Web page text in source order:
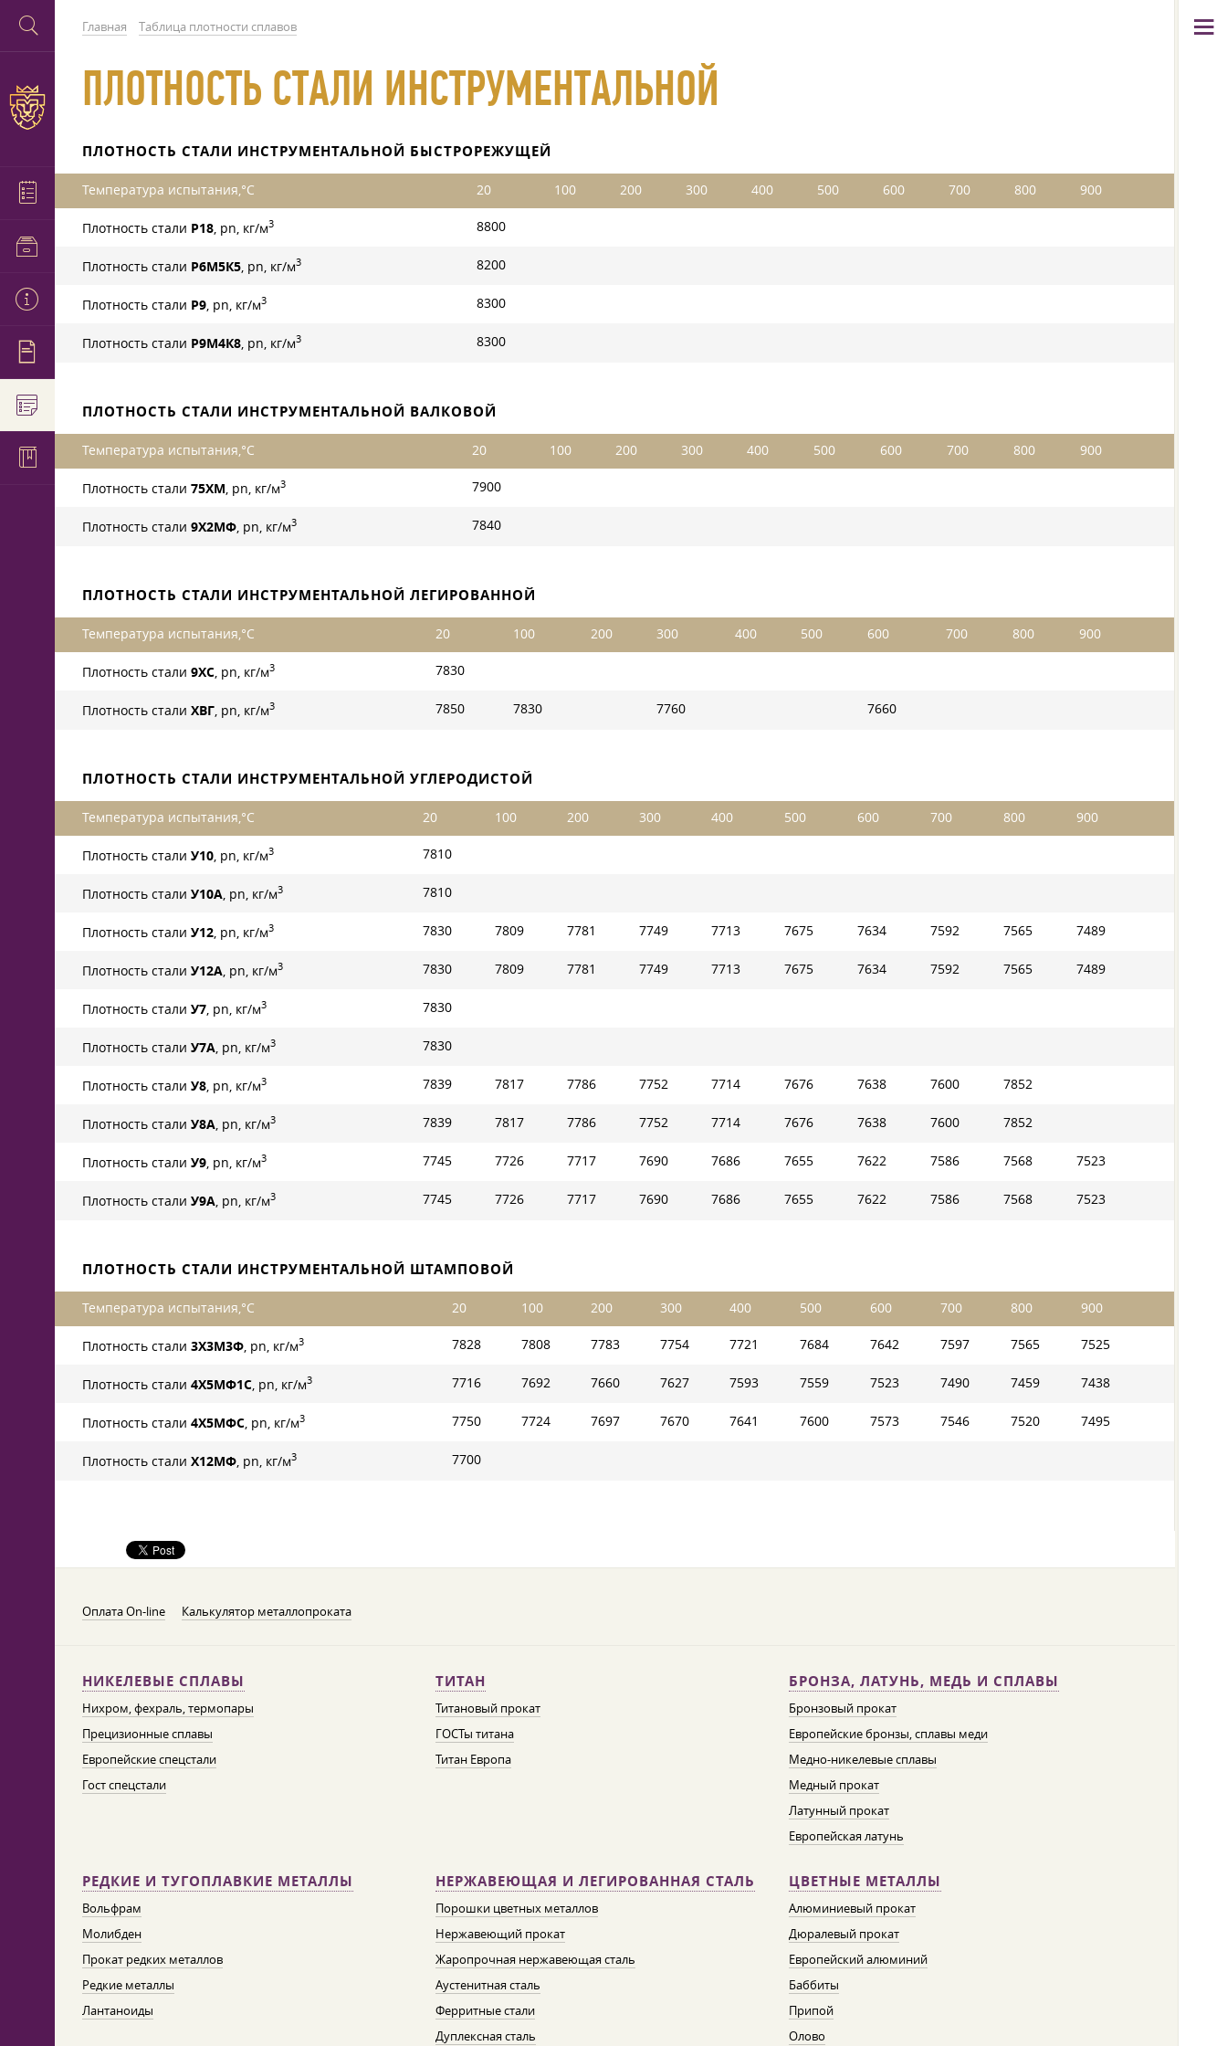
Главная Таблица плотности сплавов
ПЛОТНОСТЬ СТАЛИ ИНСТРУМЕНТАЛЬНОЙ
ПЛОТНОСТЬ СТАЛИ ИНСТРУМЕНТАЛЬНОЙ БЫСТРОРЕЖУЩЕЙ
Температура испытания,°С 20 100 200 300 400 500 600 700 800 900
Плотность стали Р18 , pn, кг/м3 8800
Плотность стали Р6М5К5 , pn, кг/м3 8200
Плотность стали Р9 , pn, кг/м3 8300
Плотность стали Р9М4К8 , pn, кг/м3 8300
ПЛОТНОСТЬ СТАЛИ ИНСТРУМЕНТАЛЬНОЙ ВАЛКОВОЙ
Температура испытания,°С 20 100 200 300 400 500 600 700 800 900
Плотность стали 75ХМ , pn, кг/м3 7900
Плотность стали 9Х2МФ , pn, кг/м3 7840
ПЛОТНОСТЬ СТАЛИ ИНСТРУМЕНТАЛЬНОЙ ЛЕГИРОВАННОЙ
Температура испытания,°С 20 100 200 300 400 500 600 700 800 900
Плотность стали 9ХС , pn, кг/м3 7830
Плотность стали ХВГ , pn, кг/м3 7850 7830 7760 7660
ПЛОТНОСТЬ СТАЛИ ИНСТРУМЕНТАЛЬНОЙ УГЛЕРОДИСТОЙ
Температура испытания,°С 20 100 200 300 400 500 600 700 800 900
Плотность стали У10 , pn, кг/м3 7810
Плотность стали У10А , pn, кг/м3 7810
Плотность стали У12 , pn, кг/м3 7830 7809 7781 7749 7713 7675 7634 7592 7565 7489
Плотность стали У12А , pn, кг/м3 7830 7809 7781 7749 7713 7675 7634 7592 7565 7489
Плотность стали У7 , pn, кг/м3 7830
Плотность стали У7А , pn, кг/м3 7830
Плотность стали У8 , pn, кг/м3 7839 7817 7786 7752 7714 7676 7638 7600 7852
Плотность стали У8А , pn, кг/м3 7839 7817 7786 7752 7714 7676 7638 7600 7852
Плотность стали У9 , pn, кг/м3 7745 7726 7717 7690 7686 7655 7622 7586 7568 7523
Плотность стали У9А , pn, кг/м3 7745 7726 7717 7690 7686 7655 7622 7586 7568 7523
ПЛОТНОСТЬ СТАЛИ ИНСТРУМЕНТАЛЬНОЙ ШТАМПОВОЙ
Температура испытания,°С 20 100 200 300 400 500 600 700 800 900
Плотность стали 3Х3М3Ф , pn, кг/м3 7828 7808 7783 7754 7721 7684 7642 7597 7565 7525
Плотность стали 4Х5МФ1С , pn, кг/м3 7716 7692 7660 7627 7593 7559 7523 7490 7459 7438
Плотность стали 4Х5МФС , pn, кг/м3 7750 7724 7697 7670 7641 7600 7573 7546 7520 7495
Плотность стали Х12МФ , pn, кг/м3 7700
Оплата On-line Калькулятор металлопроката
НИКЕЛЕВЫЕ СПЛАВЫ
Нихром, фехраль, термопары
Прецизионные сплавы
Европейские спецстали
Гост спецстали
ТИТАН
Титановый прокат
ГОСТы титана
Титан Европа
БРОНЗА, ЛАТУНЬ, МЕДЬ И СПЛАВЫ
Бронзовый прокат
Европейские бронзы, сплавы меди
Медно-никелевые сплавы
Медный прокат
Латунный прокат
Европейская латунь
РЕДКИЕ И ТУГОПЛАВКИЕ МЕТАЛЛЫ
Вольфрам
Молибден
Прокат редких металлов
Редкие металлы
Лантаноиды
НЕРЖАВЕЮЩАЯ И ЛЕГИРОВАННАЯ СТАЛЬ
Порошки цветных металлов
Нержавеющий прокат
Жаропрочная нержавеющая сталь
Аустенитная сталь
Ферритные стали
Дуплексная сталь
ЦВЕТНЫЕ МЕТАЛЛЫ
Алюминиевый прокат
Дюралевый прокат
Европейский алюминий
Баббиты
Припой
Олово